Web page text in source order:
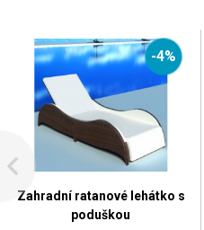
-4%
Zahradní ratanové lehátko s
poduškou